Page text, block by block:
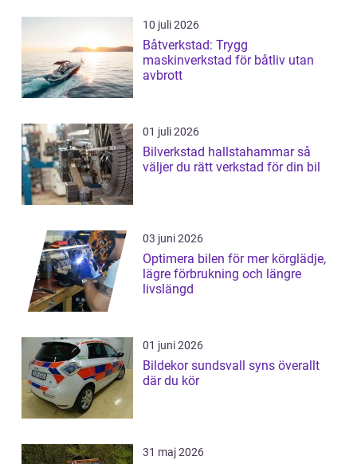
10 juli 2026
Båtverkstad: Trygg
maskinverkstad för båtliv utan
avbrott
01 juli 2026
Bilverkstad hallstahammar så
väljer du rätt verkstad för din bil
03 juni 2026
Optimera bilen för mer körglädje,
lägre förbrukning och längre
livslängd
01 juni 2026
Bildekor sundsvall syns överallt
där du kör
31 maj 2026